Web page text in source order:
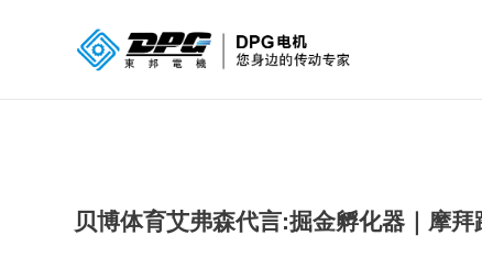
贝博体育艾弗森代言:掘金孵化器｜摩